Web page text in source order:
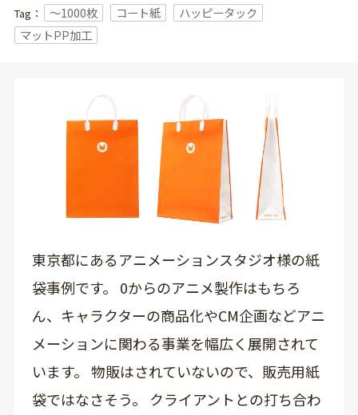
Tag：
〜1000枚 コート紙
ハッピータック
マットPP加工
東京都にあるアニメーションスタジオ様の紙
袋事例です。 0からのアニメ製作はもちろ
ん、キャラクターの商品化やCM企画などアニ
メーションに関わる事業を幅広く展開されて
います。 物販はされていないので、販売用紙
袋ではなさそう。 クライアントとの打ち合わ